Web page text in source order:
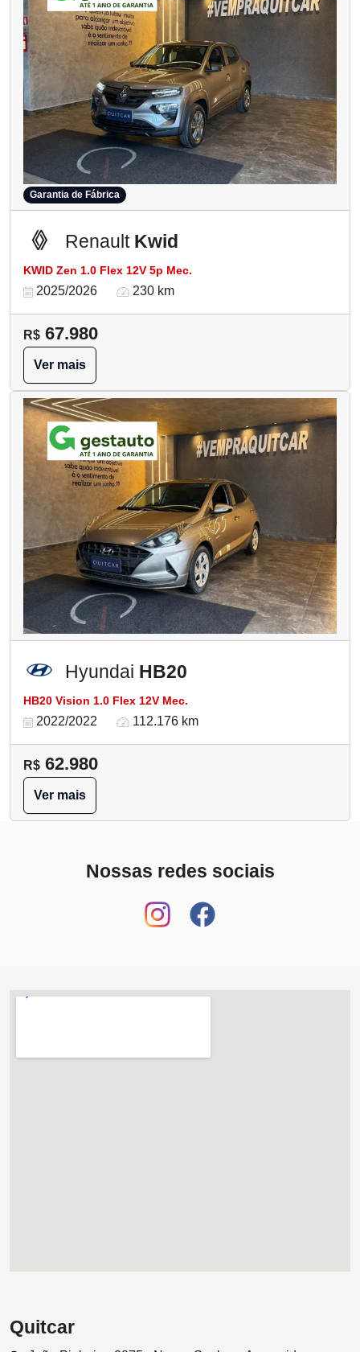
Garantia de Fábrica
Renault Kwid
KWID Zen 1.0 Flex 12V 5p Mec.
2025/2026 230 km
R$ 67.980
Ver mais
Hyundai HB20
HB20 Vision 1.0 Flex 12V Mec.
2022/2022 112.176 km
R$ 62.980
Ver mais
Nossas redes sociais
Quitcar